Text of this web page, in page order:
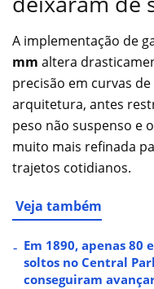
A implementação de
mm altera
precisão em curvas
arquitetura, antes
peso não suspenso e
muito mais refinada
trajetos cotidianos.
Veja também
Em 1890, apenas
soltos no Central
conseguiram